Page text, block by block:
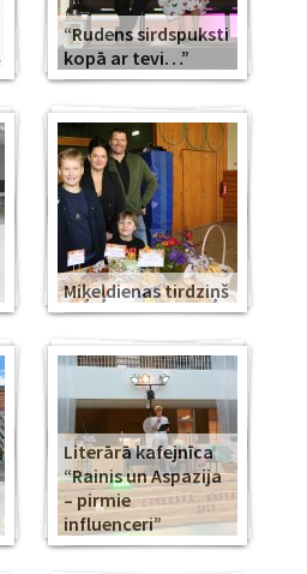
“Rudens sirdspuksti
kopā ar tevi…”
Miķeļdienas tirdziņš
Literārā kafejnīca
“Rainis un Aspazija
– pirmie
influenceri”